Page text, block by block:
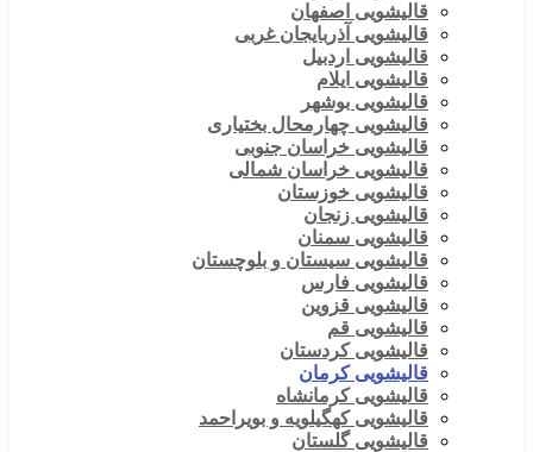
قالیشویی اصفهان
قالیشویی آذربایجان غربی
قالیشویی اردبیل
قالیشویی ایلام
قالیشویی بوشهر
قالیشویی چهارمحال بختیاری
قالیشویی خراسان جنوبی
قالیشویی خراسان شمالی
قالیشویی خوزستان
قالیشویی زنجان
قالیشویی سمنان
قالیشویی سیستان و بلوچستان
قالیشویی فارس
قالیشویی قزوین
قالیشویی قم
قالیشویی کردستان
قالیشویی کرمان
قالیشویی کرمانشاه
قالیشویی کهگیلویه و بویراحمد
قالیشویی گلستان